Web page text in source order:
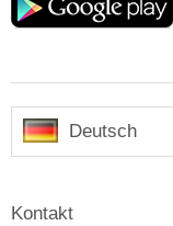
Deutsch
Kontakt